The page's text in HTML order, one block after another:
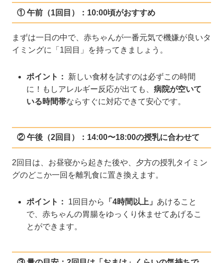
① 午前（1回目）：10:00頃がおすすめ
まずは一日の中で、赤ちゃんが一番元気で機嫌が良いタ
イミングに「1回目」を持ってきましょう。
ポイント：
新しい食材を試すのは必ずこの時間
に！もしアレルギー反応が出ても、病院が空いて
いる時間帯ならすぐに対応できて安心です。
② 午後（2回目）：14:00〜18:00の授乳に合わせて
2回目は、お昼寝から起きた後や、夕方の授乳タイミン
グのどこか一回を離乳食に置き換えます。
ポイント： 1回目から 「4時間以上」 あけること
で、赤ちゃんの胃腸をゆっくり休ませてあげるこ
とができます。